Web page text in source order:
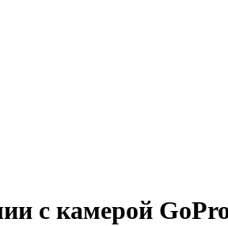
с камерой